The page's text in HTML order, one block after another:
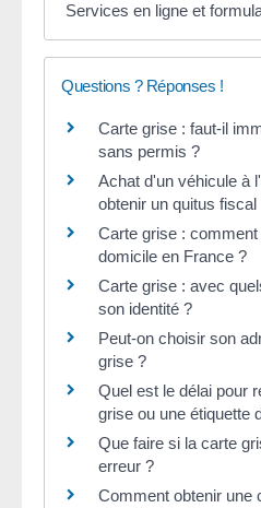
Services en ligne et
Questions ? Réponses !
Carte grise : faut-il
sans permis ?
Achat d'un véhicule à
obtenir un quitus fiscal
Carte grise :
domicile en France ?
Carte grise : avec
son identité ?
Peut-on choisir son
grise ?
Quel est le délai pour
grise ou une étiquette
Que faire si la carte
erreur ?
Comment obtenir une